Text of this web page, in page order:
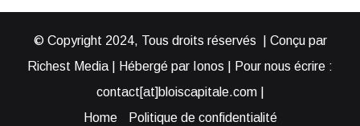
© Copyright 2024, Tous droits réservés | Conçu par
Richest Media | Hébergé par Ionos | Pour nous écrire :
contact[at]bloiscapitale.com |
Home
Politique de confidentialité